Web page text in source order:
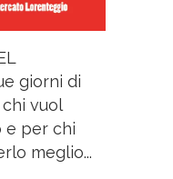
giorni di
vuol
e per chi
meglio...